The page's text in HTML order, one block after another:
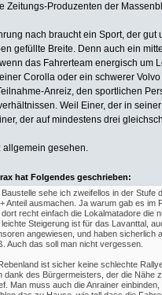
Zeitungs-Produzenten der
nach braucht ein Sport, der
gefüllte Breite. Denn auch ein
das Fahrerteam energisch um
Corolla oder ein schwerer
Anreiz, den sportlichen
Weil Einer, der in
der auf mindestens drei
allgemein gesehen.
hat Folgendes geschrieben:
Baustelle sehe ich zweifellos in der
Anteil ausmachen. Ja warum gab es im
dort recht einfach die Lokalmatadore die
leichte Steigerung ist für das Lavanttal,
angewiesen, und haben sicherlich
Auch das soll man nicht vergessen.
ist sicher keine schlechte
dank des Bürgermeisters, der die Nähe
Man muss auch die Anrainer